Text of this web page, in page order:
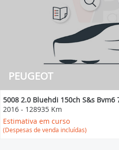
PEUGEOT
5008 2.0 Bluehdi 150ch S&s Bvm6
2016 - 128935 Km
Estimativa em curso
(Despesas de venda incluídas)